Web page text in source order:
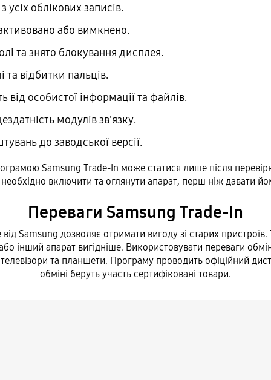
усіх облікових записів.
або вимкнено.
та знято блокування дисплея.
та відбитки пальців.
особистої інформації та файлів.
модулів зв'язку.
до заводської версії.
Samsung Trade-In може статися лише після
включити та оглянути апарат, перш ніж давати
Переваги Samsung Trade-In
Samsung дозволяє отримати вигоду зі старих
інший апарат вигідніше. Використовувати переваги
та планшети. Програму проводить офіційний
обміні беруть участь сертифіковані товари.